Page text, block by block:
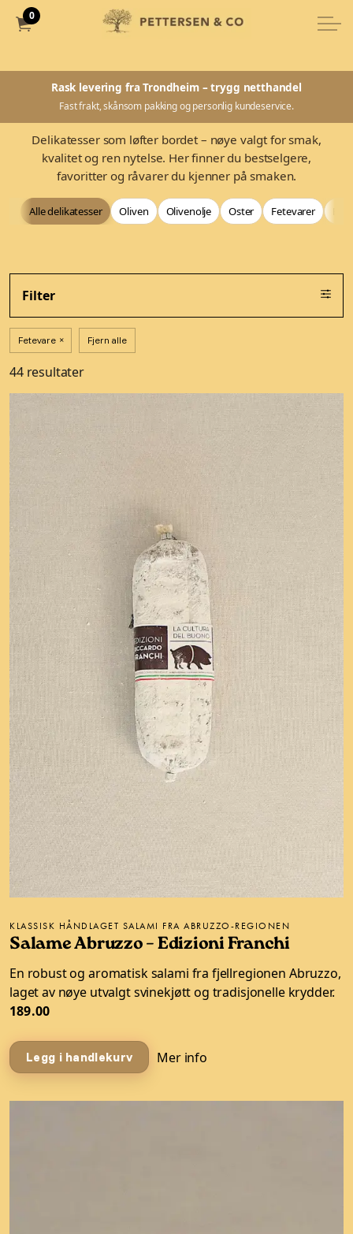
0
Rask levering fra Trondheim – trygg netthandel
Fast frakt, skånsom pakking og personlig kundeservice.
Delikatesser som løfter bordet – nøye valgt for smak,
kvalitet og ren nytelse. Her finner du bestselgere,
favoritter og råvarer du kjenner på smaken.
Alle delikatesser Oliven Olivenolje Oster Fetevarer
Filter
44 resultater
Fetevare Fjern alle
KLASSISK HÅNDLAGET SALAMI FRA ABRUZZO-REGIONEN
Salame Abruzzo – Edizioni Franchi
En robust og aromatisk salami fra fjellregionen Abruzzo,
laget av nøye utvalgt svinekjøtt og tradisjonelle krydder.
189.00
Legg i handlekurv Mer info